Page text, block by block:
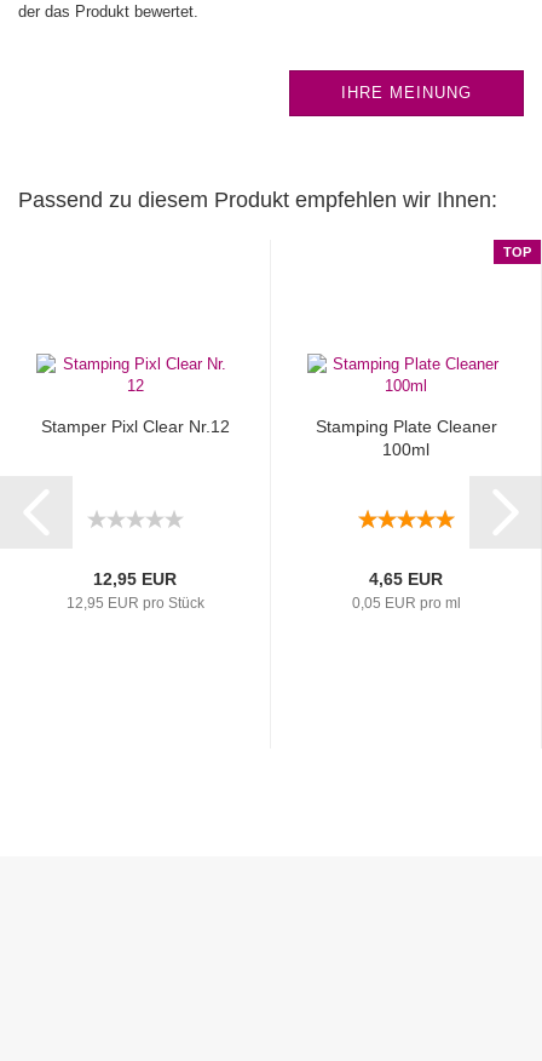
der das Produkt bewertet.
IHRE MEINUNG
Passend zu diesem Produkt empfehlen wir Ihnen:
Stamper Pixl Clear Nr.12
12,95 EUR
12,95 EUR pro Stück
TOP
Stamping Plate Cleaner
100ml
4,65 EUR
0,05 EUR pro ml